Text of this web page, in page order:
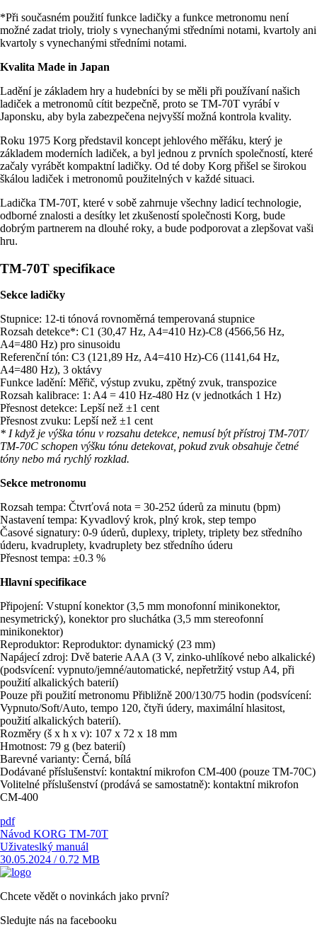
*Při současném použití funkce ladičky a funkce metronomu není
možné zadat trioly, trioly s vynechanými středními notami, kvartoly ani
kvartoly s vynechanými středními notami.
Kvalita Made in Japan
Ladění je základem hry a hudebníci by se měli při používaní našich
ladiček a metronomů cítit bezpečně, proto se TM-70T vyrábí v
Japonsku, aby byla zabezpečena nejvyšší možná kontrola kvality.
Roku 1975 Korg představil koncept jehlového měřáku, který je
základem moderních ladiček, a byl jednou z prvních společností, které
začaly vyrábět kompaktní ladičky. Od té doby Korg přišel se širokou
škálou ladiček i metronomů použitelných v každé situaci.
Ladička TM-70T, které v sobě zahrnuje všechny ladicí technologie,
odborné znalosti a desítky let zkušeností společnosti Korg, bude
dobrým partnerem na dlouhé roky, a bude podporovat a zlepšovat vaši
hru.
TM-70T specifikace
Sekce ladičky
Stupnice: 12-ti tónová rovnoměrná temperovaná stupnice
Rozsah detekce*: C1 (30,47 Hz, A4=410 Hz)-C8 (4566,56 Hz,
A4=480 Hz) pro sinusoidu
Referenční tón: C3 (121,89 Hz, A4=410 Hz)-C6 (1141,64 Hz,
A4=480 Hz), 3 oktávy
Funkce ladění: Měřič, výstup zvuku, zpětný zvuk, transpozice
Rozsah kalibrace: 1: A4 = 410 Hz-480 Hz (v jednotkách 1 Hz)
Přesnost detekce: Lepší než ±1 cent
Přesnost zvuku: Lepší než ±1 cent
* I když je výška tónu v rozsahu detekce, nemusí být přístroj TM-70T/
TM-70C schopen výšku tónu detekovat, pokud zvuk obsahuje četné
tóny nebo má rychlý rozklad.
Sekce metronomu
Rozsah tempa: Čtvrťová nota = 30-252 úderů za minutu (bpm)
Nastavení tempa: Kyvadlový krok, plný krok, step tempo
Časové signatury: 0-9 úderů, duplexy, triplety, triplety bez středního
úderu, kvadruplety, kvadruplety bez středního úderu
Přesnost tempa: ±0.3 %
Hlavní specifikace
Připojení: Vstupní konektor (3,5 mm monofonní minikonektor,
nesymetrický), konektor pro sluchátka (3,5 mm stereofonní
minikonektor)
Reproduktor: Reproduktor: dynamický (23 mm)
Napájecí zdroj: Dvě baterie AAA (3 V, zinko-uhlíkové nebo alkalické)
(podsvícení: vypnuto/jemné/automatické, nepřetržitý vstup A4, při
použití alkalických baterií)
Pouze při použití metronomu Přibližně 200/130/75 hodin (podsvícení:
Vypnuto/Soft/Auto, tempo 120, čtyři údery, maximální hlasitost,
použití alkalických baterií).
Rozměry (š x h x v): 107 x 72 x 18 mm
Hmotnost: 79 g (bez baterií)
Barevné varianty: Černá, bílá
Dodávané příslušenství: kontaktní mikrofon CM-400 (pouze TM-70C)
Volitelné příslušenství (prodává se samostatně): kontaktní mikrofon
CM-400
pdf
Návod KORG TM-70T
Uživateslký manuál
30.05.2024 / 0.72 MB
Chcete vědět o novinkách jako první?
Sledujte nás na facebooku